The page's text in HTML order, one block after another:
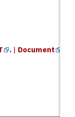
. | Document